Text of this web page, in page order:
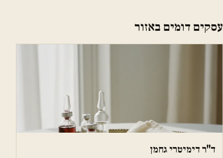
עסקים דומים באזור
ד"ר דימיטרי גחמן